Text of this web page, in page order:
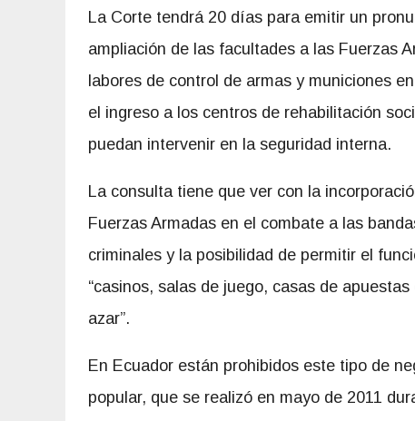
La Corte tendrá 20 días para emitir un
ampliación de las facultades a las Fuerzas
labores de control de armas y municiones
el ingreso a los centros de rehabilitación
puedan intervenir en la seguridad interna.
La consulta tiene que ver con la
Fuerzas Armadas en el combate a las
criminales y la posibilidad de permitir el
“casinos, salas de juego, casas de
azar”.
En Ecuador están prohibidos este tipo de
popular, que se realizó en mayo de 2011